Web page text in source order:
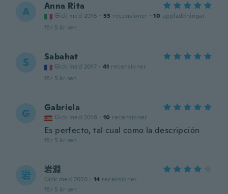
A Anna Rita
Gick med 2015 · 53 recensioner · 10 uppladdningar
för 5 år sen
S Sabahat
Gick med 2017 · 41 recensioner
för 5 år sen
G Gabriela
Gick med 2018 · 10 recensioner
Es perfecto, tal cual como la descripción
för 5 år sen
岩 岩淵
Gick med 2020 · 14 recensioner
för 5 år sen